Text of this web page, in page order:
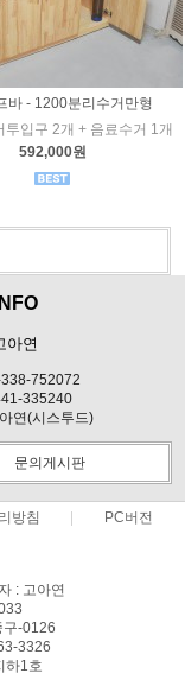
바 - 1200분리수거만형
투입구 2개 + 음료수거 1개
592,000원
아연
752072
335240
연(시스투드)
문의게시판
방침 PC버전
: 고아연
구-0126
3326
하1호